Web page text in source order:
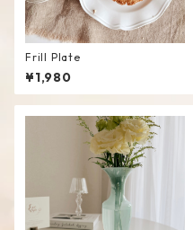
Frill Plate
¥1,980